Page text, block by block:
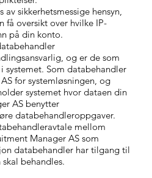
av sikkerhetsmessige hensyn,
få oversikt over hvilke IP-
på din konto.
og er de som
Som databehandler
for systemløsningen, og
systemet hvor dataen din
AS benytter
databehandleroppgaver.
mellom
Manager AS som
databehandler har tilgang til
behandles.